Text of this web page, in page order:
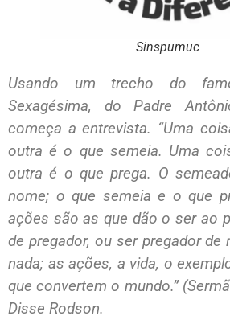
Sinspumuc
Usando um trecho do
Sexagésima, do Padre
começa a entrevista. “Uma
outra é o que semeia. Uma
outra é o que prega. O
nome; o que semeia e o que
ações são as que dão o ser ao
de pregador, ou ser pregador de
nada; as ações, a vida, o
que convertem o mundo.”
Disse Rodson.